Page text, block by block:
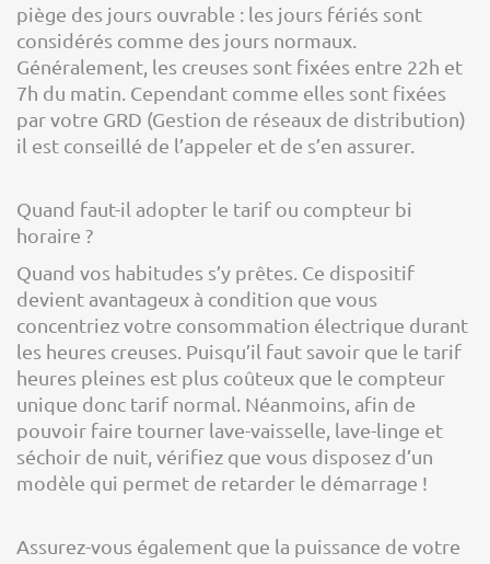
piège des jours ouvrable : les jours fériés sont
considérés comme des jours normaux.
Généralement, les creuses sont fixées entre 22h et
7h du matin. Cependant comme elles sont fixées
par votre GRD (Gestion de réseaux de distribution)
il est conseillé de l’appeler et de s’en assurer.
Quand faut-il adopter le tarif ou compteur bi
horaire ?
Quand vos habitudes s’y prêtes. Ce dispositif
devient avantageux à condition que vous
concentriez votre consommation électrique durant
les heures creuses. Puisqu’il faut savoir que le tarif
heures pleines est plus coûteux que le compteur
unique donc tarif normal. Néanmoins, afin de
pouvoir faire tourner lave-vaisselle, lave-linge et
séchoir de nuit, vérifiez que vous disposez d’un
modèle qui permet de retarder le démarrage !
Assurez-vous également que la puissance de votre